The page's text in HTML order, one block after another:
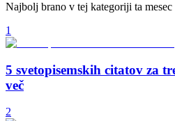
Najbolj brano v tej kategoriji ta mesec
1
5 svetopisemskih citatov za
več
2